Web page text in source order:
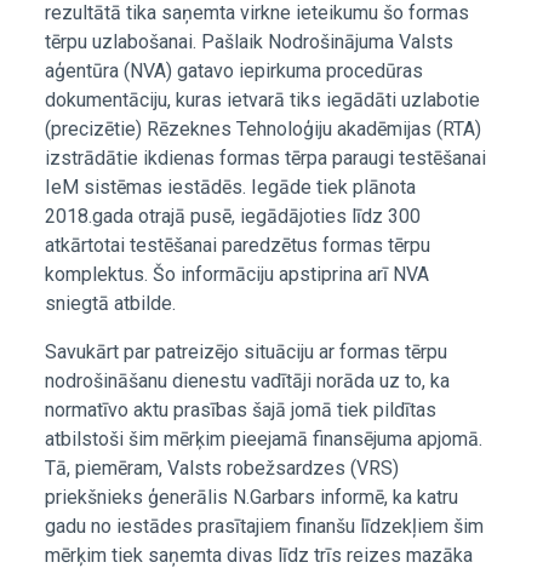
rezultātā tika saņemta virkne ieteikumu šo formas
tērpu uzlabošanai. Pašlaik Nodrošinājuma Valsts
aģentūra (NVA) gatavo iepirkuma procedūras
dokumentāciju, kuras ietvarā tiks iegādāti uzlabotie
(precizētie) Rēzeknes Tehnoloģiju akadēmijas (RTA)
izstrādātie ikdienas formas tērpa paraugi testēšanai
IeM sistēmas iestādēs. Iegāde tiek plānota
2018.gada otrajā pusē, iegādājoties līdz 300
atkārtotai testēšanai paredzētus formas tērpu
komplektus. Šo informāciju apstiprina arī NVA
sniegtā atbilde.
Savukārt par patreizējo situāciju ar formas tērpu
nodrošināšanu dienestu vadītāji norāda uz to, ka
normatīvo aktu prasības šajā jomā tiek pildītas
atbilstoši šim mērķim pieejamā finansējuma apjomā.
Tā, piemēram, Valsts robežsardzes (VRS)
priekšnieks ģenerālis N.Garbars informē, ka katru
gadu no iestādes prasītajiem finanšu līdzekļiem šim
mērķim tiek saņemta divas līdz trīs reizes mazāka